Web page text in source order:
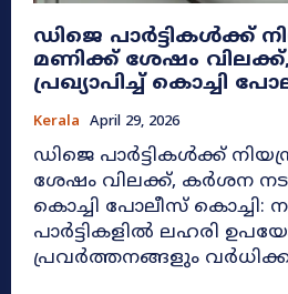
ഡിജെ പാർട്ടികൾക്ക്
മണിക്ക് ശേഷം
പ്രഖ്യാപിച്ച് കൊച്ചി
Kerala April 29, 2026
ഡിജെ പാർട്ടികൾക്ക്
ശേഷം വിലക്ക്, കർശന
കൊച്ചി പോലീസ് കൊച്ചി: നഗരത്തിലെ ഡിജെ
പാർട്ടികളിൽ ലഹരി
പ്രവർത്തനങ്ങളും